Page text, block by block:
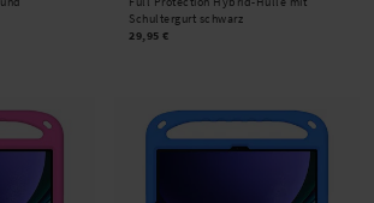
Schultergurt schwarz
29,95 €